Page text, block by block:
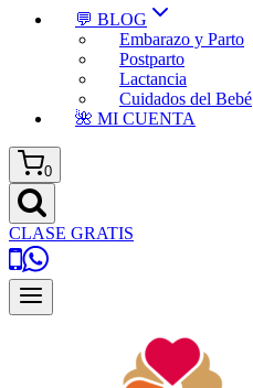
💬 BLOG
Embarazo y Parto
Postparto
Lactancia
Cuidados del Bebé
🌺 MI CUENTA
0
CLASE GRATIS